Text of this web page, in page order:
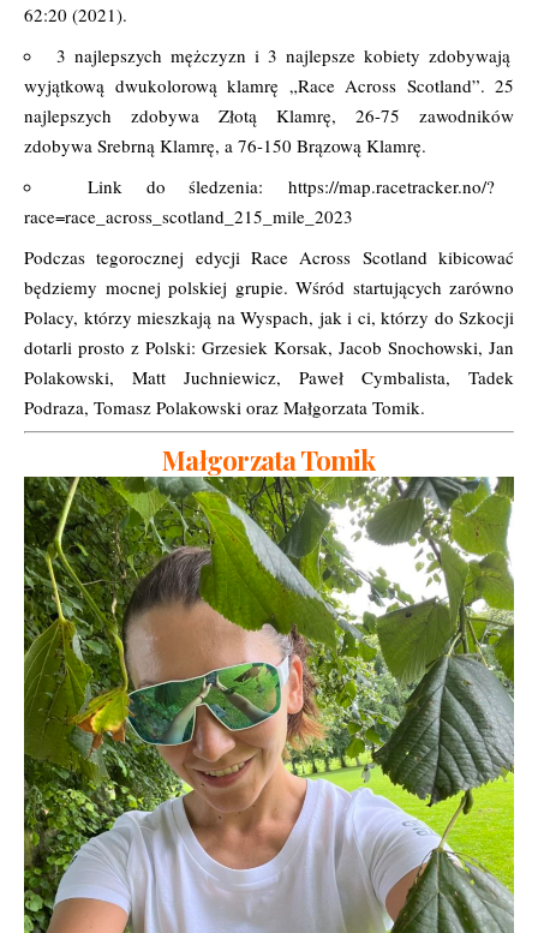
62:20 (2021).
3 najlepszych mężczyzn i 3 najlepsze kobiety zdobywają
wyjątkową dwukolorową klamrę „Race Across Scotland”. 25
najlepszych zdobywa Złotą Klamrę, 26-75 zawodników
zdobywa Srebrną Klamrę, a 76-150 Brązową Klamrę.
Link do śledzenia:https://map.racetracker.no/?
race=race_across_scotland_215_mile_2023
Podczas tegorocznej edycji Race Across Scotland kibicować
będziemy mocnej polskiej grupie. Wśród startujących zarówno
Polacy, którzy mieszkają na Wyspach, jak i ci, którzy do Szkocji
dotarli prosto z Polski: Grzesiek Korsak, Jacob Snochowski, Jan
Polakowski, Matt Juchniewicz, Paweł Cymbalista, Tadek
Podraza, Tomasz Polakowski oraz Małgorzata Tomik.
Małgorzata Tomik